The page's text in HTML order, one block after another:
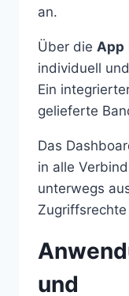
an.
Über die App
individuell
Ein
gelieferte
Das
in alle
unterwegs
und